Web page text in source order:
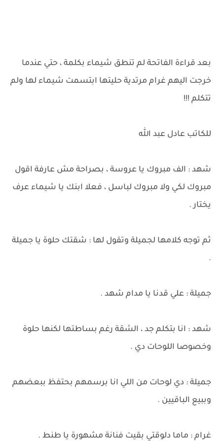
بعد قراءة الفاتحة لم تنطق شيماء بكلمة ، حتي عندما
خرجت اليهم غرام مرتدية حليتها ابتسمت شيماء لها ولم
تتكلم !!!
للكاتب عادل عبد الله
شهد : الف مبروك يا عروسة ، بصراحة مش عارفة اقول
مبروك لكي ولا مبروك لباسل ، فعلا ابنك يا شيماء عرف
يختار .
ثم توجه كلامها لجميلة وتقول لها : شقتك حلوة يا جميلة
.
جميلة : علي قدنا يا مدام شهد .
شهد : انا بتكلم جد ، الشقة رغم بساطتها لكنها حلوة
وخصوصا اللوحات دي .
جميلة : دي لوحات من اللي انا برسمهم بحتفظ ببعضهم
وببيع الباقيين .
غرام : ماما دلوقتي بقيت فنانة مشهورة يا طنط .